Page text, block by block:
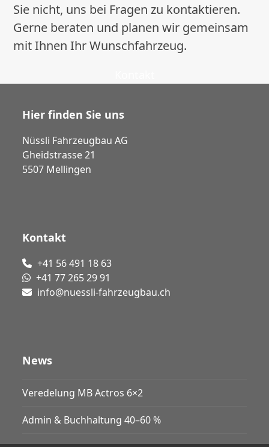
Sie nicht, uns bei Fragen zu kontaktieren.
Gerne beraten und planen wir gemeinsam
mit Ihnen Ihr Wunschfahrzeug.
Hier finden Sie uns
Nüssli Fahrzeugbau AG
Gheidstrasse 21
5507 Mellingen
Kontakt
+41 56 491 18 63
+41 77 265 29 91
info@nuessli-fahrzeugbau.ch
News
Veredelung MB Actros 6×2
Admin & Buchhaltung 40–60 %